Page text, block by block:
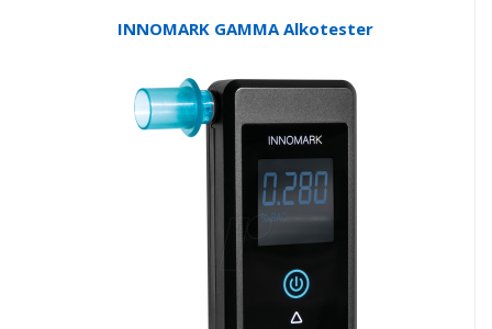
INNOMARK GAMMA Alkotester